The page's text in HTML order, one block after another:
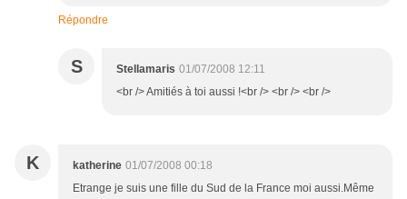
Répondre
S Stellamaris 01/07/2008 12:11
<br /> Amitiés à toi aussi !<br /> <br /> <br />
K katherine 01/07/2008 00:18
Etrange je suis une fille du Sud de la France moi aussi.Même